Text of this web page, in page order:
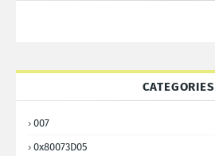
CATEGORIES
007
0x80073D05